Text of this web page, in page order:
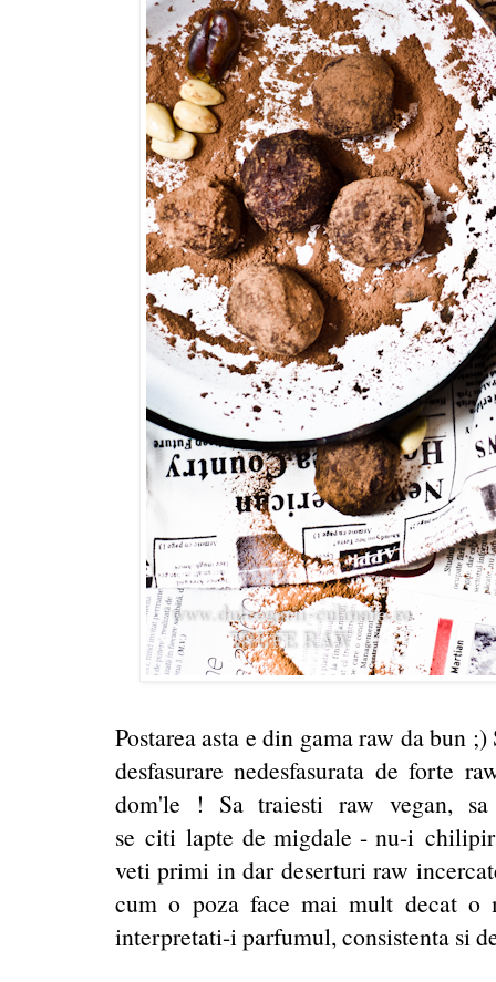
Postarea asta e din gama raw da bun
desfasurare nedesfasurata de forte
dom'le ! Sa traiesti raw vegan,
se citi lapte de migdale - nu-i
veti primi in dar deserturi raw
cum o poza face mai mult decat
interpretati-i parfumul, consistenta si